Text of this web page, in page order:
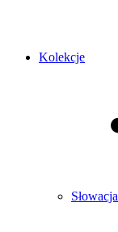
Kolekcje
Słowacja